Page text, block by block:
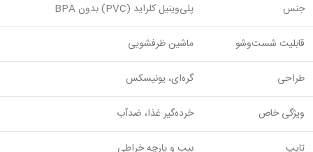
جنس پلی‌وینیل کلراید (PVC) بدون BPA
قابلیت شست‌وشو ماشین ظرفشویی
طراحی گره‌ای، یونیسکس
ویژگی خاص خرده‌گیر غذا، ضدآب
تایپ بیب و پارچه خراطی